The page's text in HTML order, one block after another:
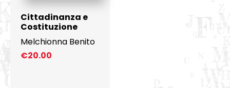
Cittadinanza e
Costituzione
Melchionna Benito
€20.00